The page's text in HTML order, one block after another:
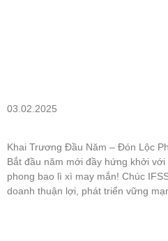
03.02.2025
Khai Trương Đầu Năm – Đón Lộc
Bắt đầu năm mới đầy hứng khởi
phong bao lì xì may mắn! Chúc
doanh thuận lợi, phát triển vững